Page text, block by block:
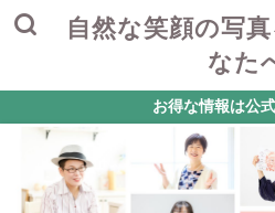
自然な笑顔の写
なた
お得な情報は公